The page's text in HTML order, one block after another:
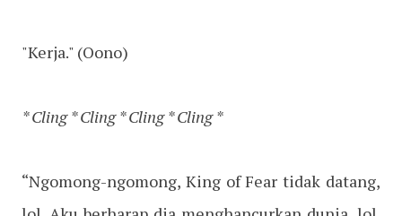
"Kerja." (Oono)
* Cling * Cling * Cling * Cling *
“Ngomong-ngomong, King of Fear tidak datang,